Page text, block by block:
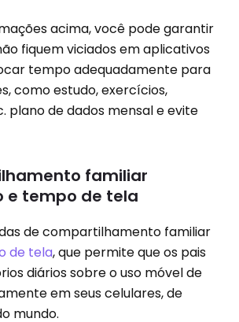
acima, você pode garantir
fiquem viciados em aplicativos
tempo adequadamente para
como estudo, exercícios,
plano de dados mensal e evite
familiar
e tempo de tela
de compartilhamento familiar
de tela, que permite que os pais
diários sobre o uso móvel de
em seus celulares, de
mundo.